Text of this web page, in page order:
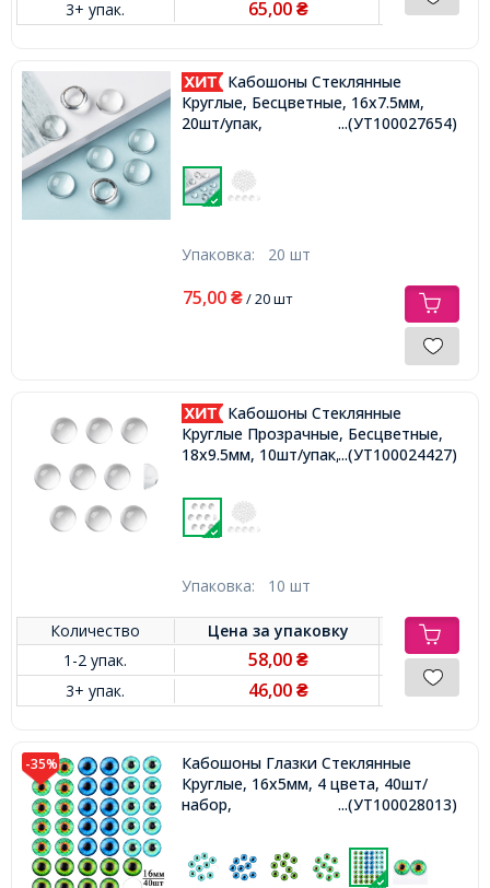
3+ упак. 65,00₴
Кабошоны Стеклянные
Круглые, Бесцветные, 16x7.5мм,
20шт/упак,
...(УТ100027654)
Упаковка: 20 шт
75,00 ₴/ 20 шт
Кабошоны Стеклянные
Круглые Прозрачные, Бесцветные,
18x9.5мм, 10шт/упак,...(УТ100024427)
Упаковка: 10 шт
Количество Цена заупаковку
1-2 упак.
58,00₴
3+ упак. 46,00₴
-35%
Кабошоны Глазки Стеклянные
Круглые, 16х5мм, 4 цвета, 40шт/
набор,
...(УТ100028013)